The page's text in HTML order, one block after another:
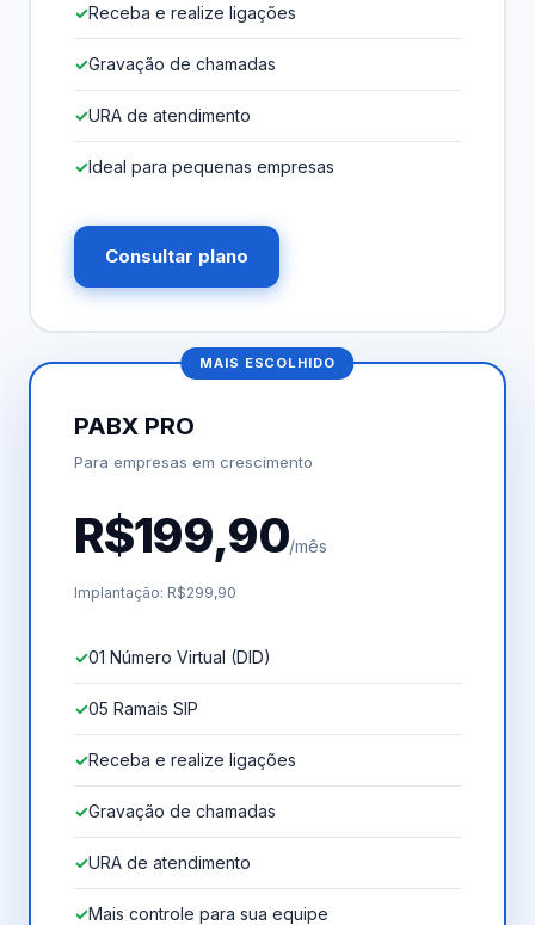
Receba e realize ligações
Gravação de chamadas
URA de atendimento
Ideal para pequenas empresas
Consultar plano
MAIS ESCOLHIDO
PABX PRO
Para empresas em crescimento
R$199,90/mês
Implantação: R$299,90
01 Número Virtual (DID)
05 Ramais SIP
Receba e realize ligações
Gravação de chamadas
URA de atendimento
Mais controle para sua equipe